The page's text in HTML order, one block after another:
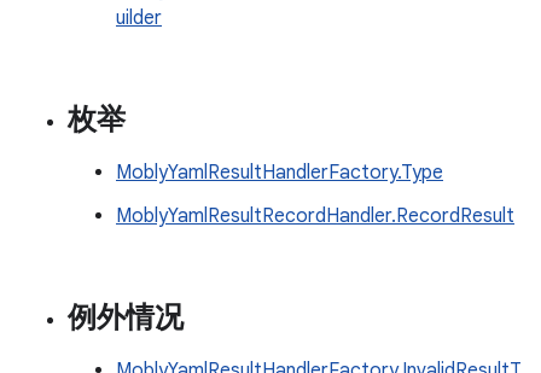
uilder
枚举
MoblyYamlResultHandlerFactory.Type
MoblyYamlResultRecordHandler.RecordResult
例外情况